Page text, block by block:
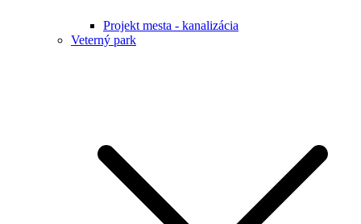
Projekt mesta - kanalizácia
Veterný park